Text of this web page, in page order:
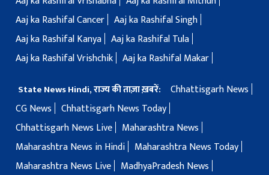
Aaj ka Rashifal Cancer Aaj ka Rashifal Singh
Aaj ka Rashifal Kanya Aaj ka Rashifal Tula
Aaj ka Rashifal Vrishchik Aaj ka Rashifal Makar
State News Hindi, राज्य की ताज़ा ख़बरें:
Chhattisgarh News
CG News
Chhattisgarh News Today
Chhattisgarh News Live
Maharashtra News
Maharashtra News in Hindi
Maharashtra News Today
Maharashtra News Live
MadhyaPradesh News